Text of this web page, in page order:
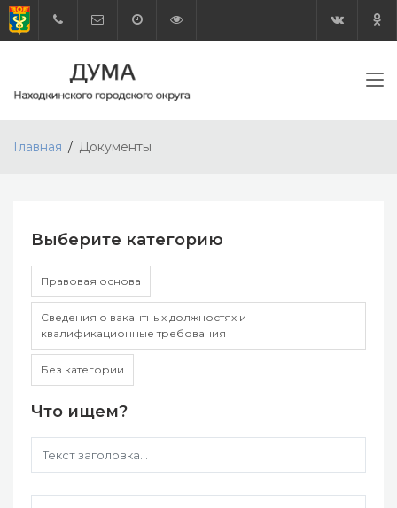
Главная Документы
Выберите категорию
Правовая основа
Сведения о вакантных должностях и
квалификационные требования
Без категории
Что ищем?